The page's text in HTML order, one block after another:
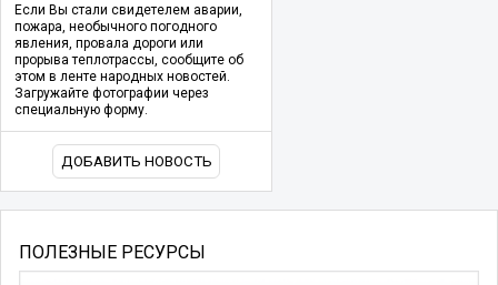
Если Вы стали свидетелем аварии,
пожара, необычного погодного
явления, провала дороги или
прорыва теплотрассы, сообщите об
этом в ленте народных новостей.
Загружайте фотографии через
специальную форму.
ДОБАВИТЬ НОВОСТЬ
ПОЛЕЗНЫЕ РЕСУРСЫ